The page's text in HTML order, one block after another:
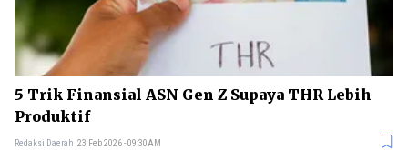
5 Trik Finansial ASN Gen Z Supaya THR Lebih
Produktif
Redaksi Daerah 23 Feb 2026 - 09:30AM